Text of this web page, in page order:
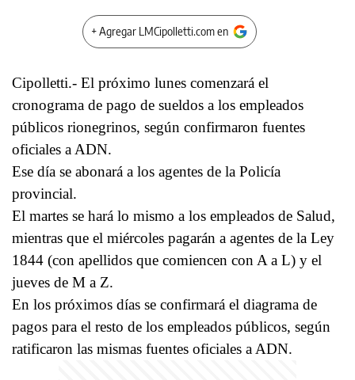
+ Agregar LMCipolletti.com en
Cipolletti.- El próximo lunes comenzará el
cronograma de pago de sueldos a los empleados
públicos rionegrinos, según confirmaron fuentes
oficiales a ADN.
Ese día se abonará a los agentes de la Policía
provincial.
El martes se hará lo mismo a los empleados de Salud,
mientras que el miércoles pagarán a agentes de la Ley
1844 (con apellidos que comiencen con A a L) y el
jueves de M a Z.
En los próximos días se confirmará el diagrama de
pagos para el resto de los empleados públicos, según
ratificaron las mismas fuentes oficiales a ADN.